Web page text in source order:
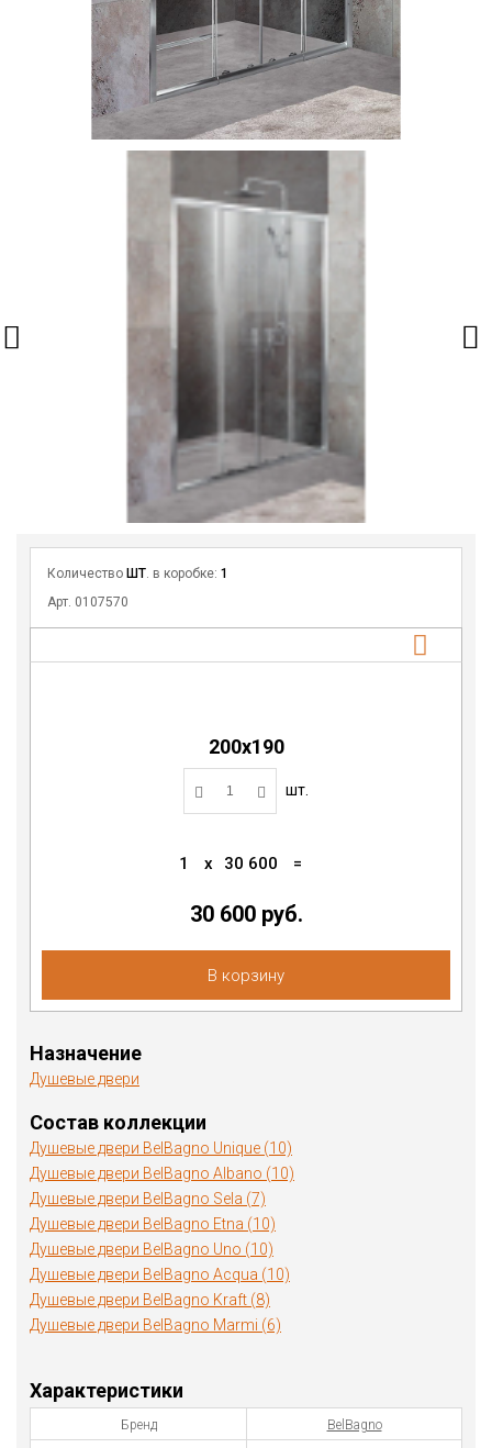
Количество ШТ. в коробке: 1
Арт. 0107570
200х190
шт.
1 x 30 600 =
30 600 руб.
В корзину
Назначение
Душевые двери
Состав коллекции
Душевые двери BelBagno Unique (10)
Душевые двери BelBagno Albano (10)
Душевые двери BelBagno Sela (7)
Душевые двери BelBagno Etna (10)
Душевые двери BelBagno Uno (10)
Душевые двери BelBagno Acqua (10)
Душевые двери BelBagno Kraft (8)
Душевые двери BelBagno Marmi (6)
Характеристики
Бренд BelBagno